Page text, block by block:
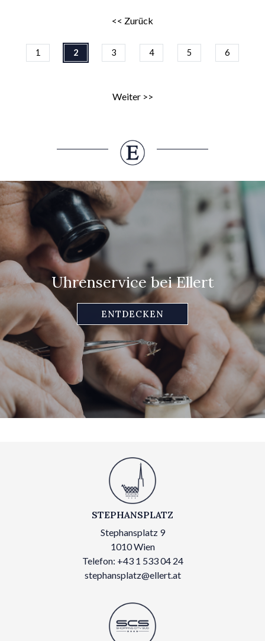
<< Zurück
1 2 3 4 5 6
Weiter >>
Uhrenservice bei Ellert
ENTDECKEN
STEPHANSPLATZ
Stephansplatz 9
1010 Wien
Telefon: +43 1 533 04 24
stephansplatz@ellert.at